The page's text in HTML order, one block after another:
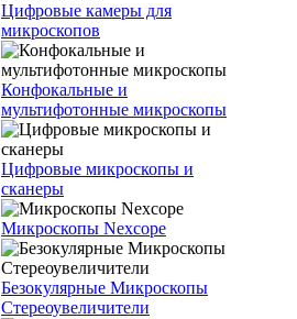
Цифровые камеры для
микроскопов
Конфокальные и
мультифотонные микроскопы
Цифровые микроскопы и
сканеры
Микроскопы Nexcope
Безокулярные Микроскопы
Стереоувеличители